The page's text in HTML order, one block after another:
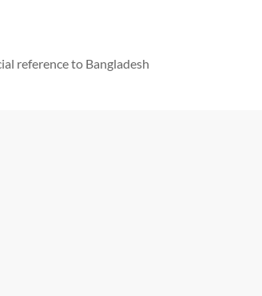
reference to Bangladesh